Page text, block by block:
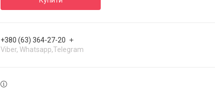
+380 (63) 364-27-20
Viber, Whatsapp,Telegram